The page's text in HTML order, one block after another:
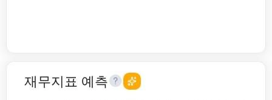
재무지표 예측